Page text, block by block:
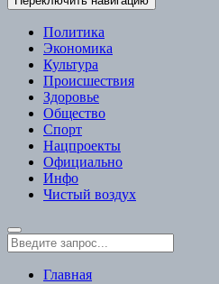
Политика
Экономика
Культура
Происшествия
Здоровье
Общество
Спорт
Нацпроекты
Официально
Инфо
Чистый воздух
Главная